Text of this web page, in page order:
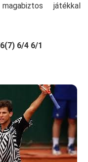
játékkal
6/4 6/1